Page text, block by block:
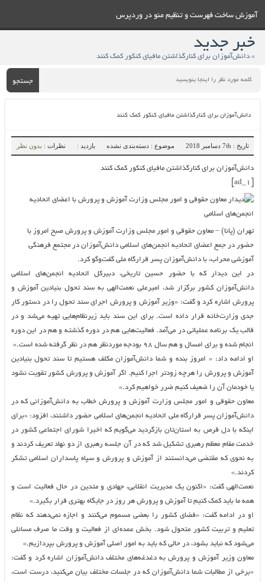
آموزش ساخت فهرست و تنظيم منو در وردپرس
خبر جدید
» دانش‌آموزان برای کنارگذاشتن مافیای کنکور کمک کنند
جستجو
دانش‌آموزان برای کنارگذاشتن مافیای کنکور کمک کنند
تاریخ : 7th دسامبر 2018 موضوع : دسته‌بندی نشده بازدید : نظرات : بدون نظر
دانش‌آموزان برای کنارگذاشتن مافیای کنکور کمک کنند
تهران (پانا) – معاون حقوقی و امور مجلس وزارت آموزش و پرورش صبح امروز با
حضور در جمع اعضای اتحادیه انجمن‌های اسلامی دانش‌آموزان در مجتمع فرهنگی
آموزشی محراب، با دانش‌آموزان پسر قرارگاه ملی گفت‌وگو کرد.
در این دیدار که با حضور حسین تاریخی، دبیرکل اتحادیه انجمن‌های اسلامی
دانش‌آموزان کشور برگزار شد، امیرعلی نعمت‌الهی به سند تحول بنیادین آموزش و
پرورش اشاره کرد و گفت: «وزیر آموزش و پرورش اجرای سند تحول را در دستور کار
جدی وزارت‌خانه قرار داده است. برای این سند باید زیر‌نظام‌هایی تهیه می‌شد و در
قالب یک برنامه عملیاتی در می‌آمد. فعالیت‌هایی هم در دوره گذشته و هم در این دوره
انجام شده و برای امسال و هم سال ۹۸ بودجه موردنظر هم در نظر گرفته شده است.»
او ادامه داد: « امروز بنده و شما دانش‌آموزان مکلف هستیم تا سند تحول بنیادین
آموزش و پرورش را هرچه زودتر اجرا کنیم. اگر آموزش و پرورش کشور تقویت نشود
یا خودمان آن را ضعیف کنیم ضرر خواهیم کرد.»
معاون حقوقی و امور مجلس وزارت آموزش و پرورش خطاب به دانش‌آموزانی که در
دانش‌آموزان پسر قرارگاه ملی اتحادیه انجمن‌های اسلامی حضور داشتند، افزود: «برای
اینکه با دل قرص به استان‌تان بازگردید می‌گویم که اخیرا شورای اجتماعی کشور در
خدمت مقام معظم رهبری تشکیل شد که در آن جلسه رهبری از دو نهاد تعریف کردند و
به نحوی که مقتضی می‌دانستند از آموزش و پرورش و سپاه پاسداران اسلامی تشکر
کردند.»
نعمت‌الهی گفت: «اکنون یک مدیریت انقلابی، جهادی و متدین در حال فعالیت است و
همه ما باید کمک کنیم تا آموزش و پرورش هر روز در جایگاه بهتری قرار بگیرد.»
او در ادامه گفت: «فضای کشور را بعضی مسموم می‌کنند و اجازه نمی‌دهند که نظام
تعلیم و تربیت کشور متحول شود. بخش عمده‌ای از فعالیت و وقت ما صرف مسائلی
می‌شود که نباید بشود، در حالی که باید به امور اصلی آموزش و پرورش بپردازیم.»
معاون وزیر آموزش و پرورش به دغدغه‌های مختلف دانش‌آموزان اشاره کرد و گفت:
«برخی از مطالبات شما دانش‌آموزان که در جلسات مختلف بیان می‌کنید، درست است،